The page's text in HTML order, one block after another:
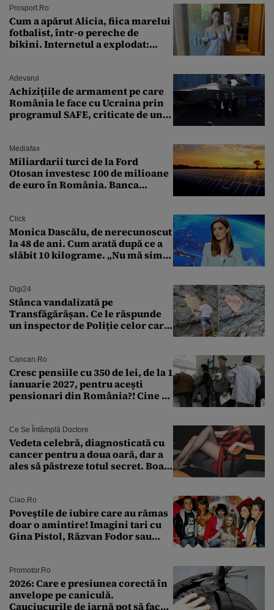
Prosport.ro
Cum a apărut Alicia, fiica marelui
fotbalist, într-o pereche de
bikini. Internetul a explodat:
Adevarul
Achizițiile de armament pe care
România le face cu Ucraina prin
programul SAFE, criticate de un
Mediafax
Miliardarii turci de la Ford
Otosan investesc 100 de milioane
de euro în România. Banca
Click
Monica Dascălu, de nerecunoscut
la 48 de ani. Cum arată după ce a
slăbit 10 kilograme. „Nu mă simt
Digi24
Stânca vandalizată pe
Transfăgărășan. Ce le răspunde
un inspector de Poliție celor care
Cancan.ro
Cresc pensiile cu 350 de lei, de la 1
ianuarie 2027, pentru acești
pensionari din România?! Cine se
Ce Se Întâmplă Doctore
Vedeta celebră, diagnosticată cu
cancer pentru a doua oară, dar a
ales să păstreze totul secret. Boala
Ciao.ro
Poveştile de iubire care au rămas
doar o amintire! Imagini tari cu
Gina Pistol, Răzvan Fodor sau
Promotor.ro
2026: Care e presiunea corectă în
anvelope pe caniculă.
Cauciucurile de iarnă pot să facă